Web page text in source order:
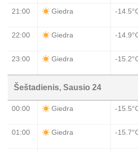
21:00 Giedra -
22:00 Giedra -
23:00 Giedra -
Šeštadienis, Sausio 24
00:00 Giedra -
01:00 Giedra -